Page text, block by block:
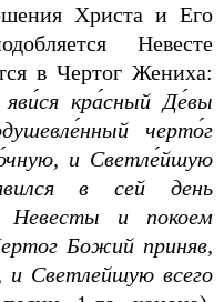
Христа и Его
Невесте
в Чертог Жениха:
яви́ся кра́сный Де́вы
черто́г
и Светле́йшую
в сей день
Невесты и покоем
Божий приняв,
Светлейшую всего